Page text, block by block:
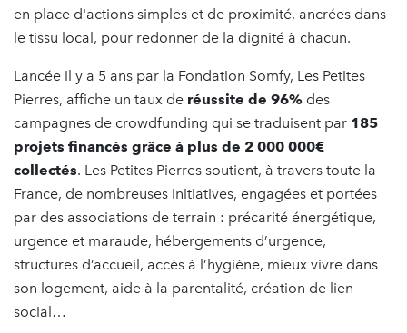
en place d'actions simples et de proximité, ancrées dans
le tissu local, pour redonner de la dignité à chacun.
Lancée il y a 5 ans par la Fondation Somfy, Les Petites
Pierres, affiche un taux de réussite de 96% des
campagnes de crowdfunding qui se traduisent par 185
projets financés grâce à plus de 2 000 000€
collectés. Les Petites Pierres soutient, à travers toute la
France, de nombreuses initiatives, engagées et portées
par des associations de terrain : précarité énergétique,
urgence et maraude, hébergements d’urgence,
structures d’accueil, accès à l’hygiène, mieux vivre dans
son logement, aide à la parentalité, création de lien
social…